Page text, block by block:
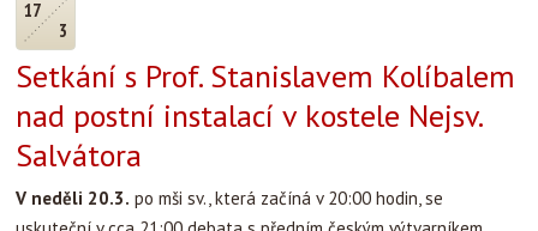
17
3
Setkání s Prof. Stanislavem Kolíbalem
nad postní instalací v kostele Nejsv.
Salvátora
V neděli 20.3. po mši sv., která začíná v 20:00 hodin, se